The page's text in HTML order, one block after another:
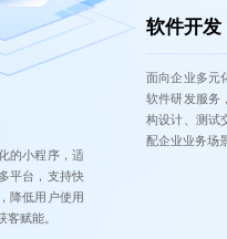
的小程序，适
平台，支持快
降低用户使用
客赋能。
软件开发
面向企业多元
软件研发服务
构设计、测试
配企业业务场